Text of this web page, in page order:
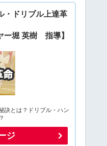
・ドリブル上達革
ー堀 英樹 指導】
訣とは？ドリブル・ハン
ジ